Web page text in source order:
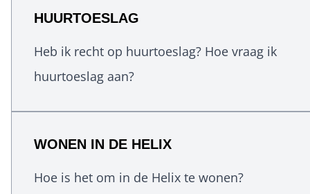
HUURTOESLAG
Heb ik recht op huurtoeslag? Hoe vraag ik
huurtoeslag aan?
WONEN IN DE HELIX
Hoe is het om in de Helix te wonen?